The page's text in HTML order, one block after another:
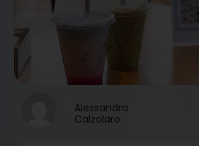
Alessandra
Calzolaro